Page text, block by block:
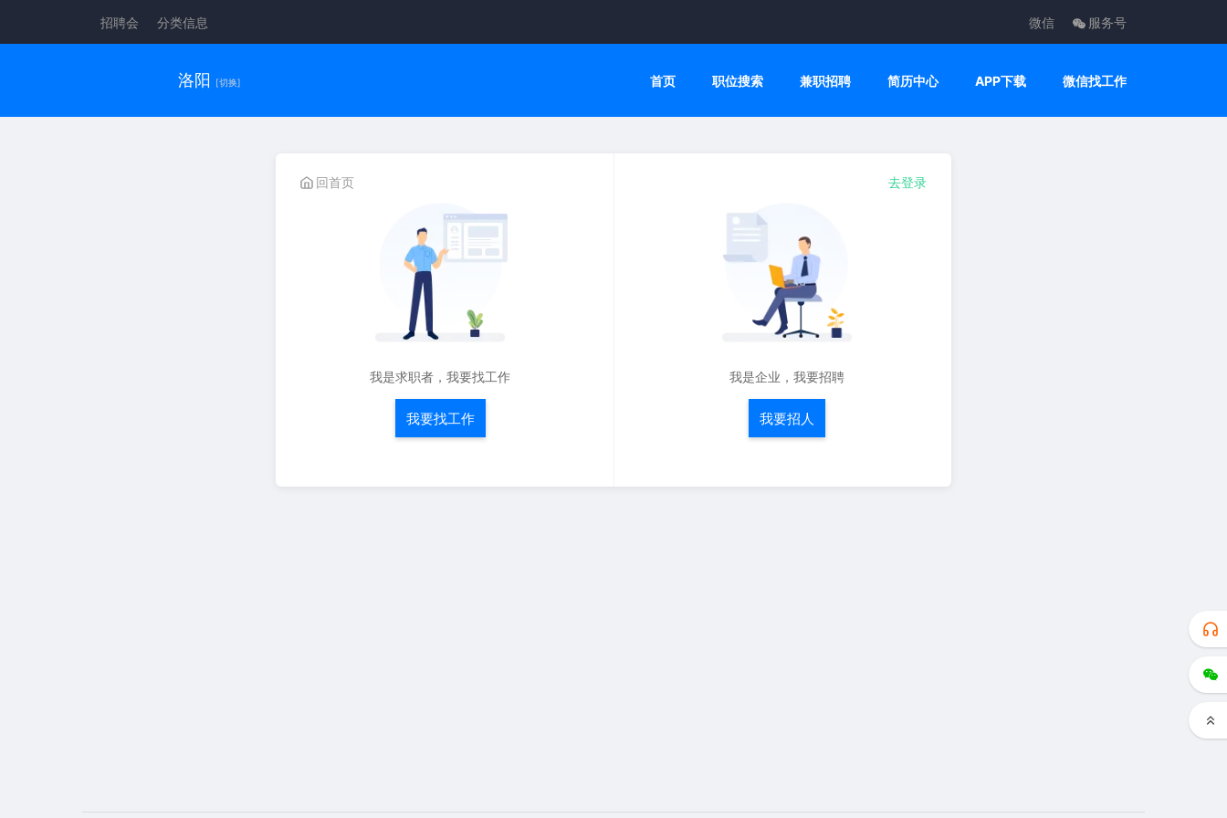
招聘会 分类信息 微信 服务号
洛阳 [切换] 首页 职位搜索 兼职招聘 简历中心 APP下载 微信找工作
我是求职者，我要找工作
我要找工作
我是企业，我要招聘
我要招人
回首页 去登录